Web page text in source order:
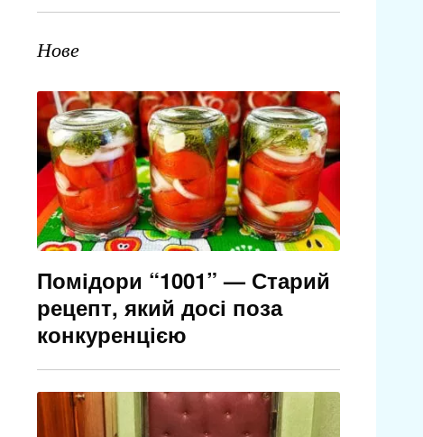
Нове
Помідори “1001” — Старий
рецепт, який досі поза
конкуренцією